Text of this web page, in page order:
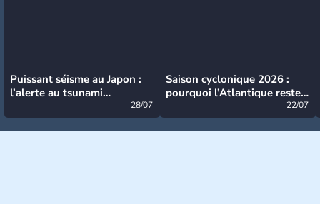
Puissant séisme au Japon :
l’alerte au tsunami
28/07
Saison cyclonique 2026 :
pourquoi l’Atlantique reste
22/07